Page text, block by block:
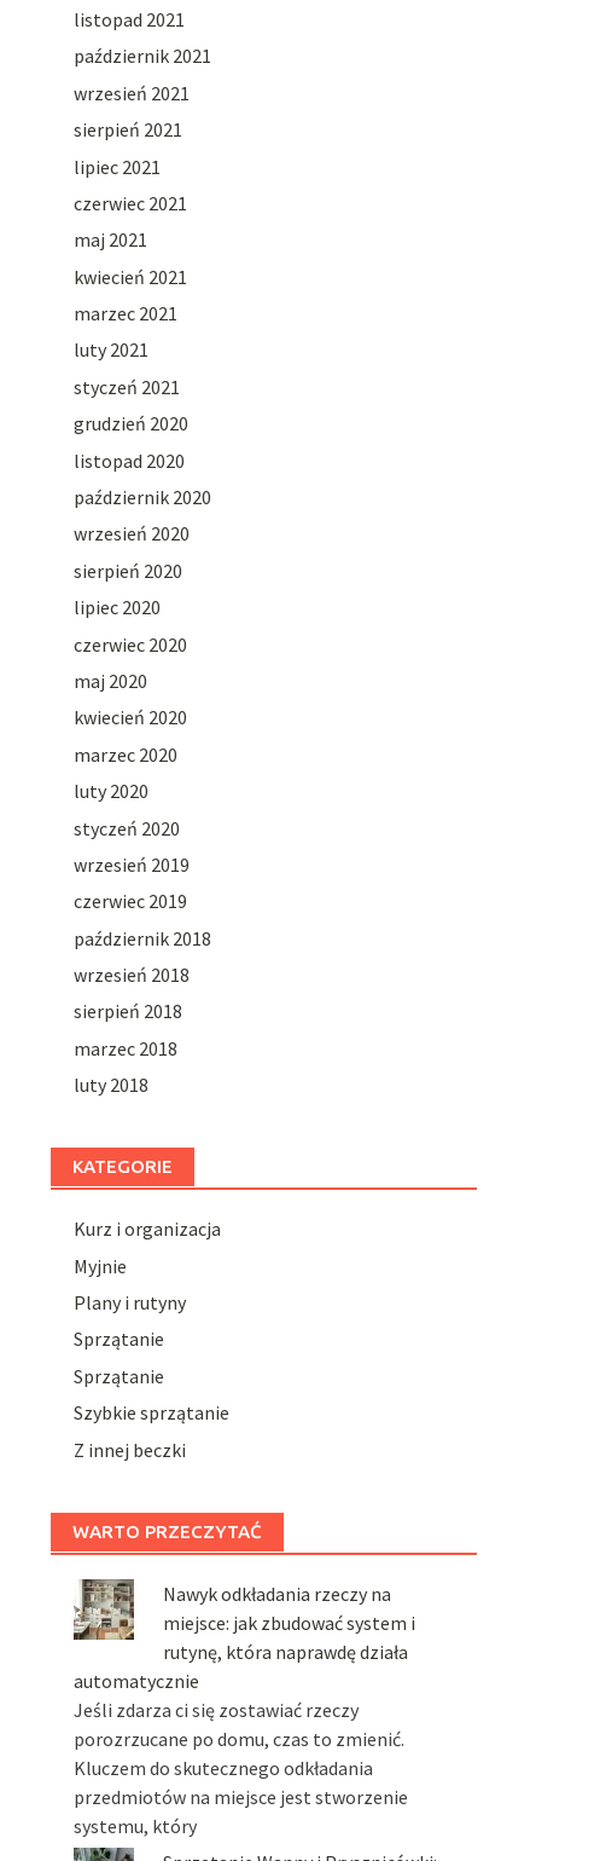
listopad 2021
październik 2021
wrzesień 2021
sierpień 2021
lipiec 2021
czerwiec 2021
maj 2021
kwiecień 2021
marzec 2021
luty 2021
styczeń 2021
grudzień 2020
listopad 2020
październik 2020
wrzesień 2020
sierpień 2020
lipiec 2020
czerwiec 2020
maj 2020
kwiecień 2020
marzec 2020
luty 2020
styczeń 2020
wrzesień 2019
czerwiec 2019
październik 2018
wrzesień 2018
sierpień 2018
marzec 2018
luty 2018
KATEGORIE
Kurz i organizacja
Myjnie
Plany i rutyny
Sprzątanie
Sprzątanie
Szybkie sprzątanie
Z innej beczki
WARTO PRZECZYTAĆ
Nawyk odkładania rzeczy na
miejsce: jak zbudować system i
rutynę, która naprawdę działa
automatycznie
Jeśli zdarza ci się zostawiać rzeczy
porozrzucane po domu, czas to zmienić.
Kluczem do skutecznego odkładania
przedmiotów na miejsce jest stworzenie
systemu, który